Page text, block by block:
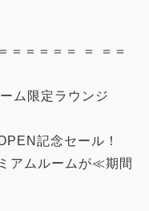
＝＝＝＝＝ ＝ ＝＝
限定ラウンジ
念セール！
アムルームが≪期間